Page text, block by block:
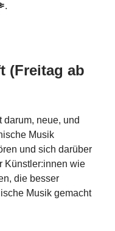
.
(Freitag ab
darum, neue, und
Musik
und sich darüber
Künstler:innen wie
die besser
Musik gemacht